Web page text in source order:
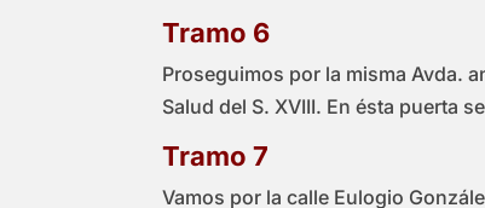
Tramo 6
Proseguimos por la misma Avda.
Salud del S. XVIII. En ésta puerta
Tramo 7
Vamos por la calle Eulogio